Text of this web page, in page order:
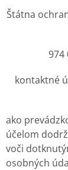
Štátna
974
kontaktné
ako
účelom
voči
osobných